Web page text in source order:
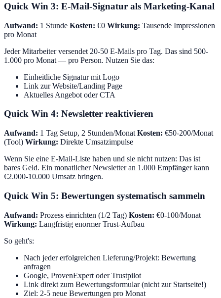
Quick Win 3: E-Mail-Signatur als Marketing-Kanal
Aufwand: 1 Stunde Kosten: €0 Wirkung: Tausende Impressionen
pro Monat
Jeder Mitarbeiter versendet 20-50 E-Mails pro Tag. Das sind 500-
1.000 pro Monat — pro Person. Nutzen Sie das:
Einheitliche Signatur mit Logo
Link zur Website/Landing Page
Aktuelles Angebot oder CTA
Quick Win 4: Newsletter reaktivieren
Aufwand: 1 Tag Setup, 2 Stunden/Monat Kosten: €50-200/Monat
(Tool) Wirkung: Direkte Umsatzimpulse
Wenn Sie eine E-Mail-Liste haben und sie nicht nutzen: Das ist
bares Geld. Ein monatlicher Newsletter an 1.000 Empfänger kann
€2.000-10.000 Umsatz bringen.
Quick Win 5: Bewertungen systematisch sammeln
Aufwand: Prozess einrichten (1/2 Tag) Kosten: €0-100/Monat
Wirkung: Langfristig enormer Trust-Aufbau
So geht's:
Nach jeder erfolgreichen Lieferung/Projekt: Bewertung
anfragen
Google, ProvenExpert oder Trustpilot
Link direkt zum Bewertungsformular (nicht zur Startseite!)
Ziel: 2-5 neue Bewertungen pro Monat